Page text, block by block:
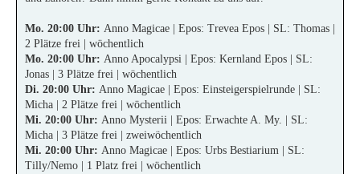
Mo. 20:00 Uhr: Anno Magicae | Epos: Trevea Epos | SL: Thomas |
2 Plätze frei | wöchentlich
Mo. 20:00 Uhr: Anno Apocalypsi | Epos: Kernland Epos | SL:
Jonas | 3 Plätze frei | wöchentlich
Di. 20:00 Uhr: Anno Magicae | Epos: Einsteigerspielrunde | SL:
Micha | 2 Plätze frei | wöchentlich
Mi. 20:00 Uhr: Anno Mysterii | Epos: Erwachte A. My. | SL:
Micha | 3 Plätze frei | zweiwöchentlich
Mi. 20:00 Uhr: Anno Magicae | Epos: Urbs Bestiarium | SL:
Tilly/Nemo | 1 Platz frei | wöchentlich